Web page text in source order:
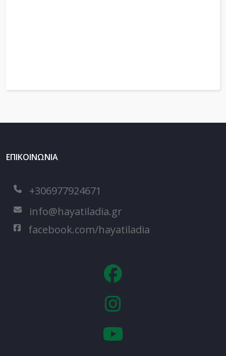
ΕΠΙΚΟΙΝΩΝΙΑ
+306977924671
info@hayatiladia.gr
facebook.com/hayatiladia
fa-